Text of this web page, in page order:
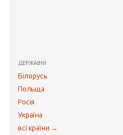
ДЕРЖАВНІ
Білорусь
Польща
Росія
Україна
всі країни →